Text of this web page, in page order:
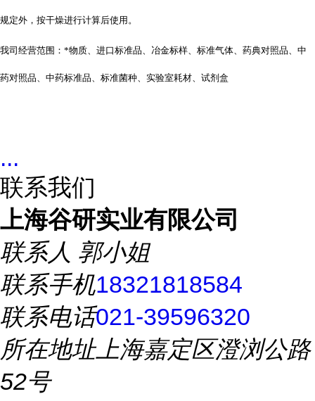
规定外，按干燥进行计算后使用。
我司经营范围：*物质、进口标准品、冶金标样、标准气体、药典对照品、中
药对照品、中药标准品、标准菌种、实验室耗材、试剂盒
...
联系我们
上海谷研实业有限公司
联系人 郭小姐
联系手机18321818584
联系电话021-39596320
所在地址上海嘉定区澄浏公路
52号